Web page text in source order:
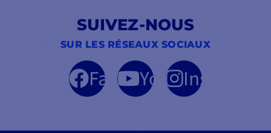
SUIVEZ-NOUS
SUR LES RÉSEAUX SOCIAUX
FacebookYouTubeInstagram